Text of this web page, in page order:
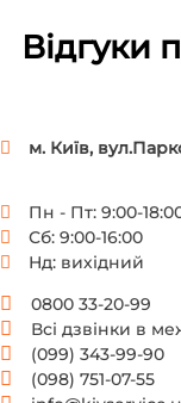
Відгуки
м. Київ,
Пн - Пт: 9:00-
Сб: 9:00-16:00
Нд: вихідний
0800 33-20-99
Всі дзвінки в
(099) 343-99-90
(098) 751-07-55